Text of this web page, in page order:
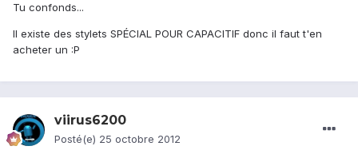
Tu confonds...
Il existe des stylets SPÉCIAL POUR CAPACITIF donc il faut t'en
acheter un :P
viirus6200
Posté(e) 25 octobre 2012